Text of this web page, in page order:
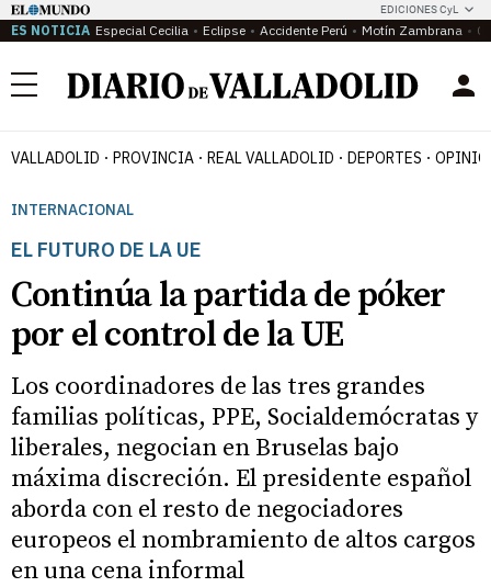
EDICIONES CyL
ES NOTICIA Especial Cecilia Eclipse Accidente Perú Motín Zambrana
Menú
VALLADOLID PROVINCIA REAL VALLADOLID DEPORTES
INTERNACIONAL
EL FUTURO DE LA UE
Continúa la partida de póker
por el control de la UE
Los coordinadores de las tres grandes
familias políticas, PPE, Socialdemócratas y
liberales, negocian en Bruselas bajo
máxima discreción. El presidente español
aborda con el resto de negociadores
europeos el nombramiento de altos cargos
en una cena informal